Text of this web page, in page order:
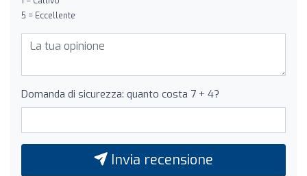
5 = Eccellente
Domanda di sicurezza: quanto costa 7 + 4?
Invia recensione